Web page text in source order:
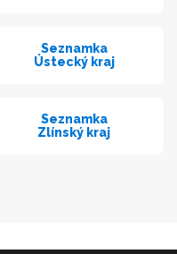
Seznamka
Ústecký kraj
Seznamka
Zlínský kraj